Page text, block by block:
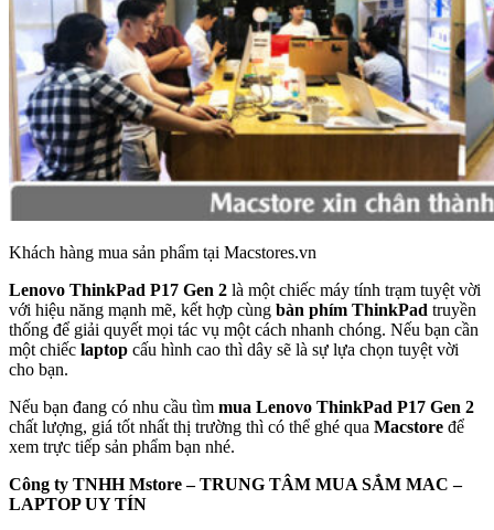
Khách hàng mua sản phẩm tại Macstores.vn
Lenovo ThinkPad P17 Gen 2 là một chiếc máy tính trạm tuyệt vời
với hiệu năng mạnh mẽ, kết hợp cùng bàn phím ThinkPad truyền
thống để giải quyết mọi tác vụ một cách nhanh chóng. Nếu bạn cần
một chiếc laptop cấu hình cao thì dây sẽ là sự lựa chọn tuyệt vời
cho bạn.
Nếu bạn đang có nhu cầu tìm mua Lenovo ThinkPad P17 Gen 2
chất lượng, giá tốt nhất thị trường thì có thể ghé qua Macstore để
xem trực tiếp sản phẩm bạn nhé.
Công ty TNHH Mstore – TRUNG TÂM MUA SẮM MAC –
LAPTOP UY TÍN